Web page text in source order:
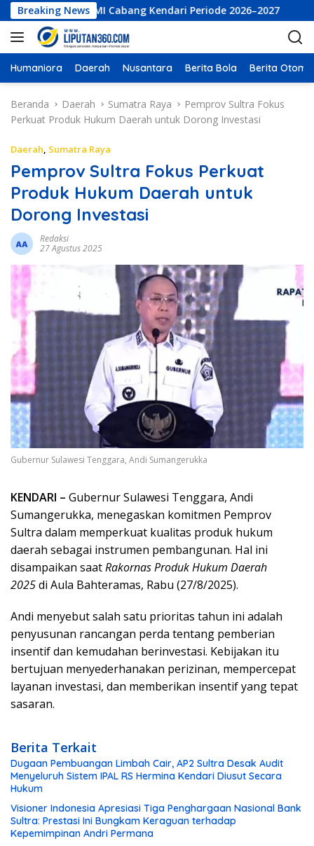
a
g
u
Breaking News
LKBHMI Cabang Kendari Periode 2026–2027
Humaniora Daerah Nusantara Berita Bola Berita
Beranda Daerah Sumatra Raya
Pemprov Sultra Fokus
Perkuat Produk Hukum Daerah untuk Dorong Investasi
Daerah, Sumatra Raya
Pemprov Sultra Fokus Perkuat
Produk Hukum Daerah untuk
Dorong Investasi
Redaksi
27 Agustus 2025
Gubernur Sulawesi Tenggara, Andi Sumangerukka
KENDARI – Gubernur Sulawesi Tenggara, Andi
Sumangerukka, menegaskan komitmen Pemprov
Sultra dalam memperkuat kualitas produk hukum
daerah sebagai instrumen pembangunan. Hal ini
disampaikan saatRakornas Produk Hukum Daerah
2025di Aula Bahteramas, Rabu (27/8/2025).
Andi menyebut salah satu prioritas tahun ini adalah
penyusunan rancangan perda tentang pemberian
insentif dan kemudahan berinvestasi. Kebijakan itu
bertujuan menyederhanakan perizinan, mempercepat
layanan investasi, dan memberikan insentif yang tepat
sasaran.
Berita Terkait
Dugaan Pembuangan Limbah Cair, AP2 Sultra Desak Audit
Menyeluruh Sistem IPAL RS Hermina Kendari Diusut Secara
Hukum
Visioner Indonesia Apresiasi Tiga Penghargaan Nasional Bank
Sultra: Prestasi Ini Bungkam Keraguan terhadap
Kepemimpinan Andri Permana